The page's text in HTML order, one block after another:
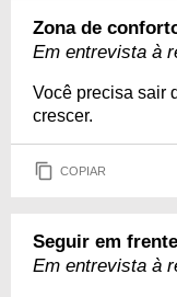
Zona de
Em entrevista à
Você precisa sair
crescer.
COPIAR
Seguir em frente
Em entrevista à